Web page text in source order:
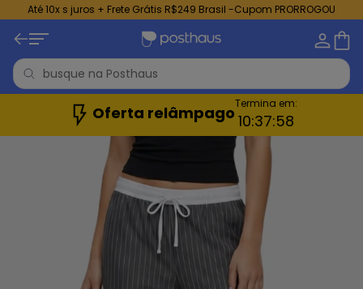
Até 10x s juros + Frete Grátis R$249 Brasil -Cupom PRORROGOU
Oferta relâmpagoTermina em:
10:37:56